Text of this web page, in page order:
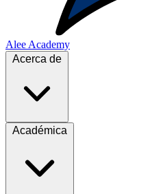
Alee Academy
Acerca de
Académica